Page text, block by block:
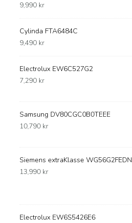
9,990 kr
Cylinda FTA6484C
9,490 kr
Electrolux EW6C527G2
7,290 kr
Samsung DV80CGC0B0TEEE
10,790 kr
Siemens extraKlasse WG56G2FEDN
13,990 kr
Electrolux EW6S5426E6